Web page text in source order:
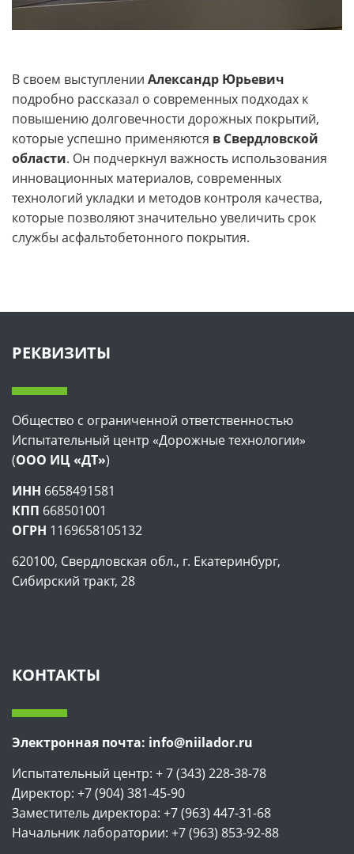
В своем выступлении Александр Юрьевич
подробно рассказал о современных подходах к
повышению долговечности дорожных покрытий,
которые успешно применяются в Свердловской
области. Он подчеркнул важность использования
инновационных материалов, современных
технологий укладки и методов контроля качества,
которые позволяют значительно увеличить срок
службы асфальтобетонного покрытия.
РЕКВИЗИТЫ
Общество с ограниченной ответственностью
Испытательный центр «Дорожные технологии»
(ООО ИЦ «ДТ»)
ИНН 6658491581
КПП 668501001
ОГРН 1169658105132
620100, Свердловская обл., г. Екатеринбург,
Сибирский тракт, 28
КОНТАКТЫ
Электронная почта: info@niilador.ru
Испытательный центр: + 7 (343) 228-38-78
Директор: +7 (904) 381-45-90
Заместитель директора: +7 (963) 447-31-68
Начальник лаборатории: +7 (963) 853-92-88